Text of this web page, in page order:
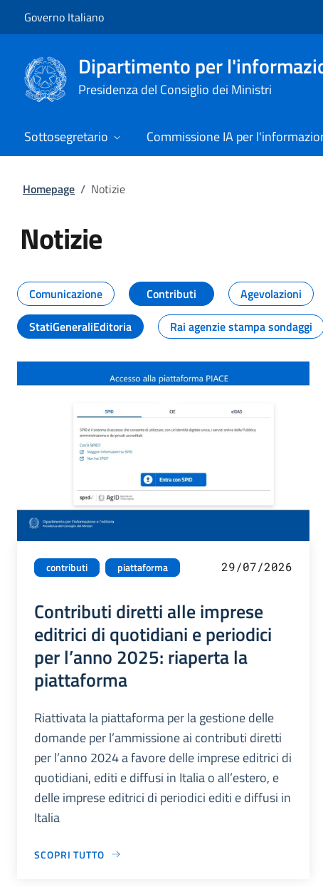
Governo Italiano
Dipartimento per
Presidenza del Consiglio dei Ministri
Sottosegretario Commissione IA per
Homepage / Notizie
Notizie
Tutti i contenuti della pagina
Comunicazione Contributi Agevolazioni
StatiGeneraliEditoria
Rai agenzie stampa sondaggi
contributi piattaforma 29/07/2026
Contributi diretti alle imprese
editrici di quotidiani e periodici
per l’anno 2025: riaperta la
piattaforma
Riattivata la piattaforma per la gestione delle
domande per l’ammissione ai contributi diretti
per l’anno 2024 a favore delle imprese editrici di
quotidiani, editi e diffusi in Italia o all’estero, e
delle imprese editrici di periodici editi e diffusi in
Italia
SCOPRI TUTTO